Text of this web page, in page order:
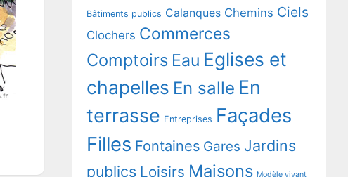
Bâtiments publics Calanques Chemins Ciels
Clochers Commerces
Comptoirs Eau Eglises et
chapelles En salle En
terrasse Entreprises Façades
Filles Fontaines Gares Jardins
publics Loisirs Maisons Modèle vivant